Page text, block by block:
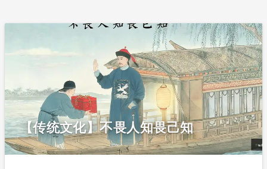
【传统文化】不畏人知畏己知